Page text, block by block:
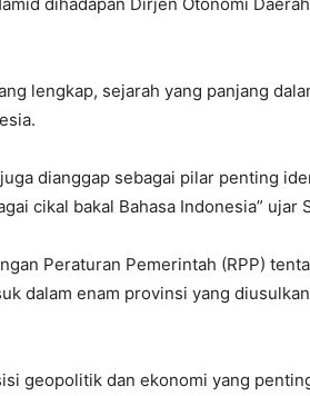
lengkap, sejarah yang panjang
dianggap sebagai pilar penting
cikal bakal Bahasa Indonesia” ujar
Peraturan Pemerintah (RPP)
dalam enam provinsi yang
geopolitik dan ekonomi yang